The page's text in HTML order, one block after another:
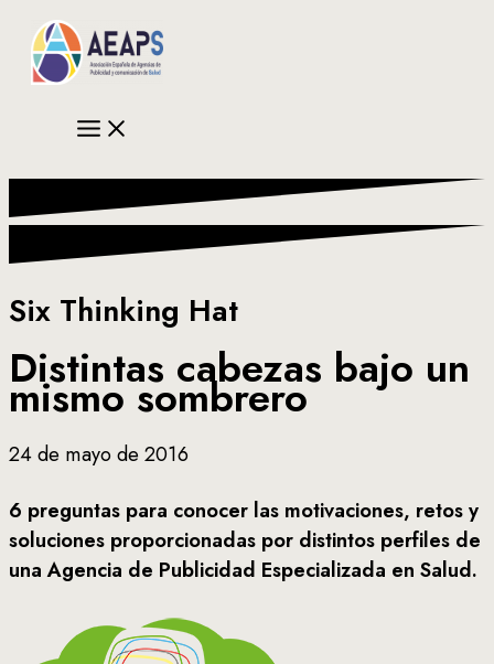
contenido
Six Thinking Hat
Distintas cabezas bajo un
mismo sombrero
24 de mayo de 2016
6 preguntas para conocer las motivaciones, retos y
soluciones proporcionadas por distintos perfiles de
una Agencia de Publicidad Especializada en Salud.